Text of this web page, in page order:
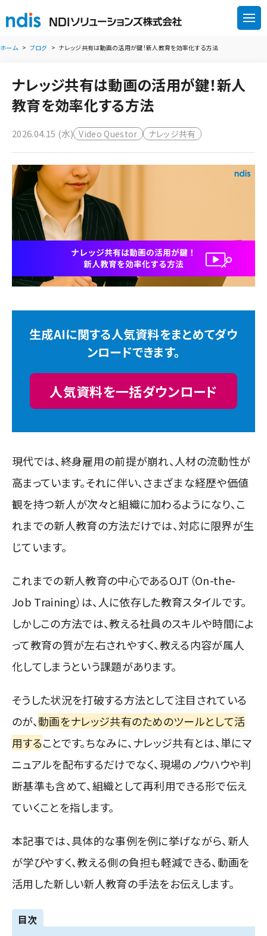
ホーム ブログ ナレッジ共有は動画の活用が鍵！新人教育を効率化する方法
ナレッジ共有は動画の活用が鍵！新人
教育を効率化する方法
2026.04.15 (水) Video Questor ナレッジ共有
生成AIに関する人気資料をまとめてダウ
ンロードできます。
人気資料を一括ダウンロード
現代では、終身雇用の前提が崩れ、人材の流動性が
高まっています。それに伴い、さまざまな経歴や価値
観を持つ新人が次々と組織に加わるようになり、こ
れまでの新人教育の方法だけでは、対応に限界が生
じています。
これまでの新人教育の中心であるOJT（On-the-
Job Training）は、人に依存した教育スタイルです。
しかしこの方法では、教える社員のスキルや時間によ
って教育の質が左右されやすく、教える内容が属人
化してしまうという課題があります。
そうした状況を打破する方法として注目されている
のが、動画をナレッジ共有のためのツールとして活
用することです。ちなみに、ナレッジ共有とは、単にマ
ニュアルを配布するだけでなく、現場のノウハウや判
断基準も含めて、組織として再利用できる形で伝え
ていくことを指します。
本記事では、具体的な事例を例に挙げながら、新人
が学びやすく、教える側の負担も軽減できる、動画を
活用した新しい新人教育の手法をお伝えします。
目次